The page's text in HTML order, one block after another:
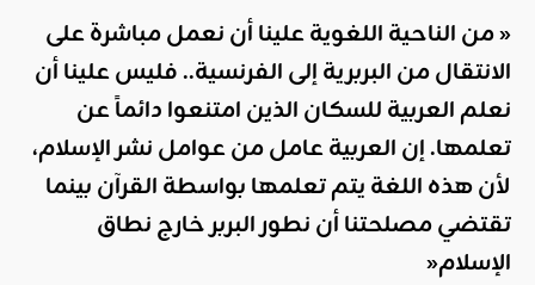
« من الناحية اللغوية علينا أن نعمل مباشرة على
الانتقال من البربرية إلى الفرنسية.. فليس علينا أن
نعلم العربية للسكان الذين امتنعوا دائماً عن
تعلمها. إن العربية عامل من عوامل نشر الإسلام،
لأن هذه اللغة يتم تعلمها بواسطة القرآن بينما
تقتضي مصلحتنا أن نطور البربر خارج نطاق
الإسلام«